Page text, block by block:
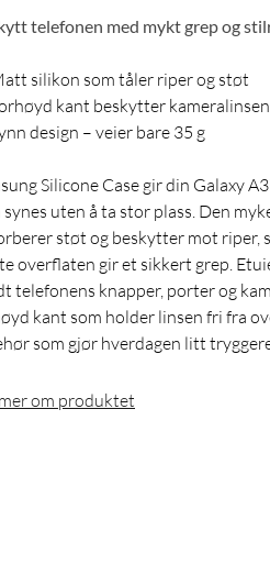
telefonen med mykt grep og
silikon som tåler riper og støt
kant beskytter kameralinsen
design – veier bare 35 g
Silicone Case gir din Galaxy
synes uten å ta stor plass. Den
støt og beskytter mot riper,
overflaten gir et sikkert grep.
telefonens knapper, porter og
kant som holder linsen fri fra
som gjør hverdagen litt
om produktet